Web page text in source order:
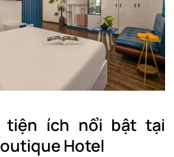
tiện ích nổi bật tại
Hotel